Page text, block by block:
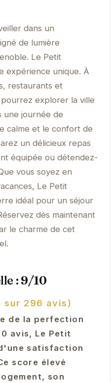
dans un
de lumière
Le Petit
expérience unique. À
restaurants et
explorer la ville
une journée de
calme et le confort de
un délicieux repas
équipée ou détendez-
vous soyez en
Le Petit
idéal pour un séjour
dès maintenant
le charme de cet
: 9/10
sur 296 avis)
de la perfection
avis, Le Petit
satisfaction
score élevé
son